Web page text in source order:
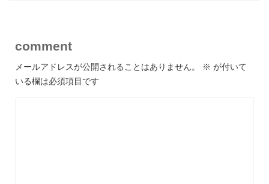
comment
メールアドレスが公開されることはありません。 ※ が付いて
いる欄は必須項目です